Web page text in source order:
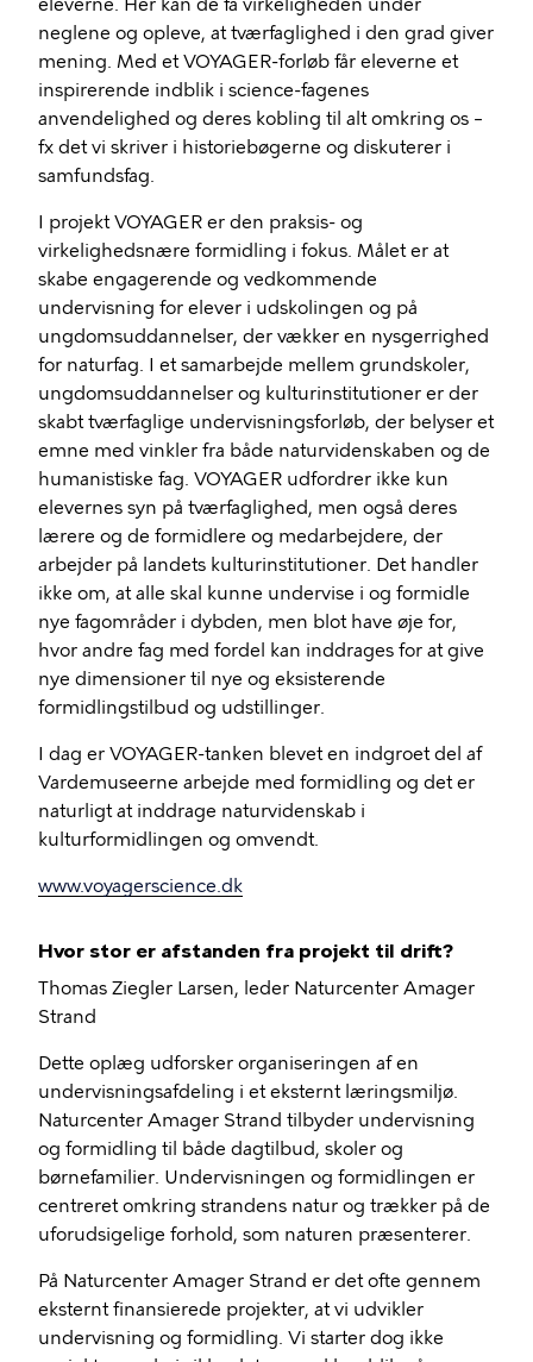
eleverne. Her kan de få virkeligheden under
neglene og opleve, at tværfaglighed i den grad giver
mening. Med et VOYAGER-forløb får eleverne et
inspirerende indblik i science-fagenes
anvendelighed og deres kobling til alt omkring os –
fx det vi skriver i historiebøgerne og diskuterer i
samfundsfag.
I projekt VOYAGER er den praksis- og
virkelighedsnære formidling i fokus. Målet er at
skabe engagerende og vedkommende
undervisning for elever i udskolingen og på
ungdomsuddannelser, der vækker en nysgerrighed
for naturfag. I et samarbejde mellem grundskoler,
ungdomsuddannelser og kulturinstitutioner er der
skabt tværfaglige undervisningsforløb, der belyser et
emne med vinkler fra både naturvidenskaben og de
humanistiske fag. VOYAGER udfordrer ikke kun
elevernes syn på tværfaglighed, men også deres
lærere og de formidlere og medarbejdere, der
arbejder på landets kulturinstitutioner. Det handler
ikke om, at alle skal kunne undervise i og formidle
nye fagområder i dybden, men blot have øje for,
hvor andre fag med fordel kan inddrages for at give
nye dimensioner til nye og eksisterende
formidlingstilbud og udstillinger.
I dag er VOYAGER-tanken blevet en indgroet del af
Vardemuseerne arbejde med formidling og det er
naturligt at inddrage naturvidenskab i
kulturformidlingen og omvendt.
www.voyagerscience.dk
Hvor stor er afstanden fra projekt til drift?
Thomas Ziegler Larsen, leder Naturcenter Amager
Strand
Dette oplæg udforsker organiseringen af en
undervisningsafdeling i et eksternt læringsmiljø.
Naturcenter Amager Strand tilbyder undervisning
og formidling til både dagtilbud, skoler og
børnefamilier. Undervisningen og formidlingen er
centreret omkring strandens natur og trækker på de
uforudsigelige forhold, som naturen præsenterer.
På Naturcenter Amager Strand er det ofte gennem
eksternt finansierede projekter, at vi udvikler
undervisning og formidling. Vi starter dog ikke